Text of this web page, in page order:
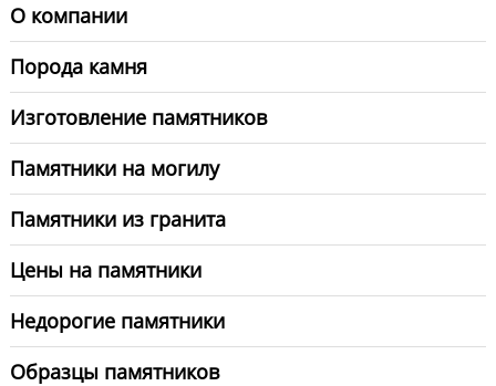
О компании
Порода камня
Изготовление памятников
Памятники на могилу
Памятники из гранита
Цены на памятники
Недорогие памятники
Образцы памятников